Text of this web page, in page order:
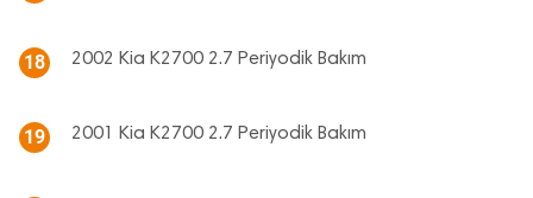
18 2002 Kia K2700 2.7 Periyodik Bakım
19 2001 Kia K2700 2.7 Periyodik Bakım